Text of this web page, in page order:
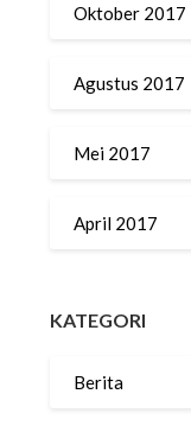
Oktober 2017
Agustus 2017
Mei 2017
April 2017
KATEGORI
Berita